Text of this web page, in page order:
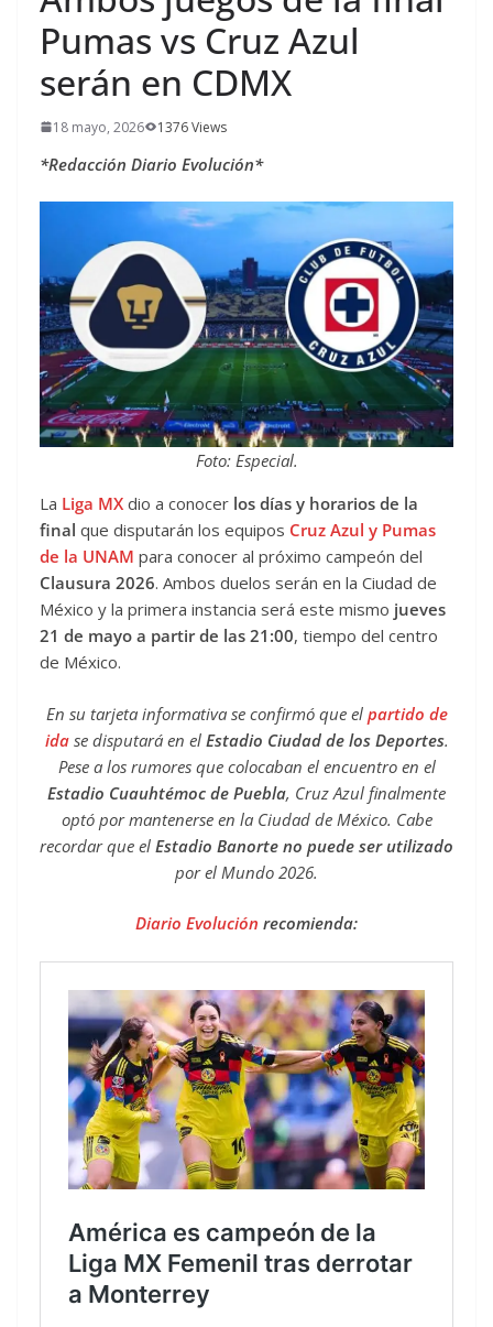
Pumas vs Cruz Azul
serán en CDMX
18 mayo, 2026 1376 Views
*Redacción Diario Evolución*
Foto: Especial.
La Liga MX dio a conocer los días y horarios de la
final que disputarán los equipos Cruz Azul y Pumas
de la UNAM para conocer al próximo campeón del
Clausura 2026. Ambos duelos serán en la Ciudad de
México y la primera instancia será este mismo jueves
21 de mayo a partir de las 21:00, tiempo del centro
de México.
En su tarjeta informativa se confirmó que el partido de
idase disputará en el Estadio Ciudad de los Deportes.
Pese a los rumores que colocaban el encuentro en el
Estadio Cuauhtémoc de Puebla, Cruz Azul finalmente
optó por mantenerse en la Ciudad de México. Cabe
recordar que el Estadio Banorte no puede ser utilizado
por el Mundo 2026.
Diario Evolución recomienda: